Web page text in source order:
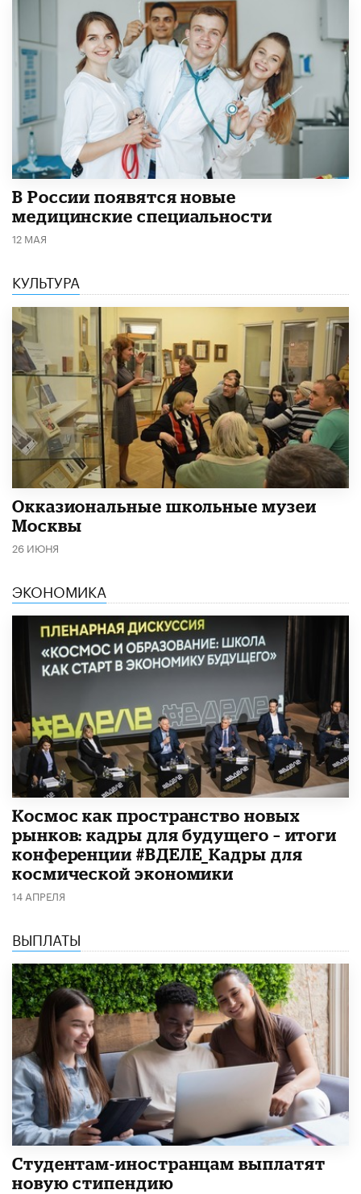
В России появятся новые
медицинские специальности
12 МАЯ
КУЛЬТУРА
​Окказиональные школьные музеи
Москвы
26 ИЮНЯ
ЭКОНОМИКА
Космос как пространство новых
рынков: кадры для будущего – итоги
конференции #ВДЕЛЕ_Кадры для
космической экономики
14 АПРЕЛЯ
ВЫПЛАТЫ
Студентам-иностранцам выплатят
новую стипендию